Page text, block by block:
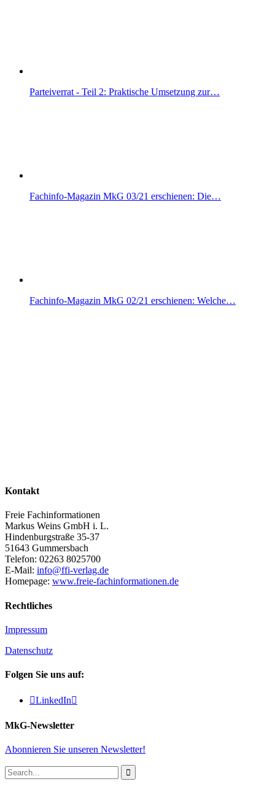
Parteiverrat - Teil 2: Praktische Umsetzung zur…
Fachinfo-Magazin MkG 03/21 erschienen: Die…
Fachinfo-Magazin MkG 02/21 erschienen: Welche…
Kontakt
Freie Fachinformationen
Markus Weins GmbH i. L.
Hindenburgstraße 35-37
51643 Gummersbach
Telefon: 02263 8025700
E-Mail: info@ffi-verlag.de
Homepage: www.freie-fachinformationen.de
Rechtliches
Impressum
Datenschutz
Folgen Sie uns auf:
LinkedIn
MkG-Newsletter
Abonnieren Sie unseren Newsletter!
